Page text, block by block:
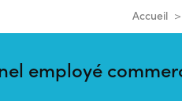
Accueil
employé